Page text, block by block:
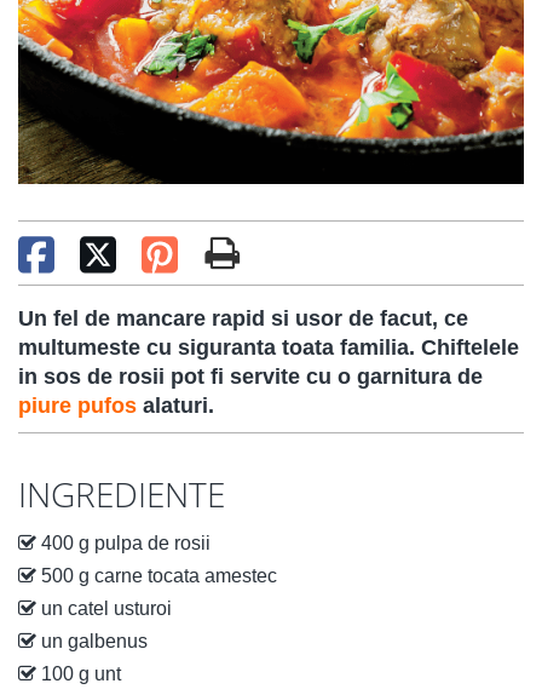
Un fel de mancare rapid si usor de facut, ce
multumeste cu siguranta toata familia. Chiftelele
in sos de rosii pot fi servite cu o garnitura de
piure pufos alaturi.
INGREDIENTE
400 g pulpa de rosii
500 g carne tocata amestec
un catel usturoi
un galbenus
100 g unt